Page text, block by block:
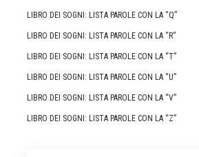
LIBRO DEI SOGNI: LISTA PAROLE CON LA “Q”
LIBRO DEI SOGNI: LISTA PAROLE CON LA “R”
LIBRO DEI SOGNI: LISTA PAROLE CON LA “T”
LIBRO DEI SOGNI: LISTA PAROLE CON LA “U”
LIBRO DEI SOGNI: LISTA PAROLE CON LA “V”
LIBRO DEI SOGNI: LISTA PAROLE CON LA “Z”